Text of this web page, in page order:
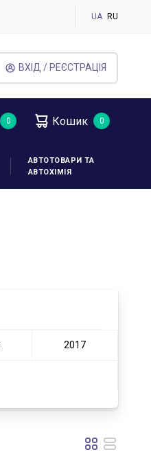
UA RU
ВХІД / РЕЄСТРАЦІЯ
Кошик
АВТОТОВАРИ ТА
АВТОХІМІЯ
2017